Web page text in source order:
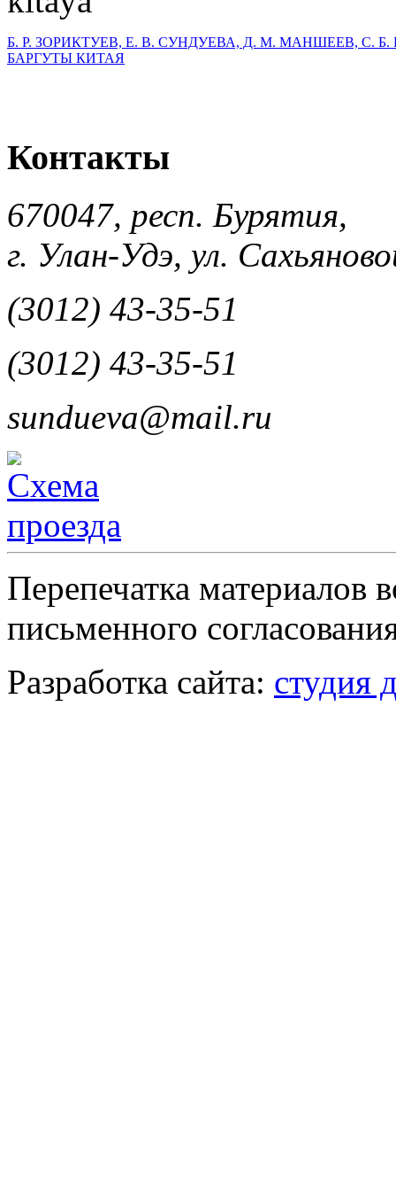
Б. Р. ЗОРИКТУЕВ, Е. В. СУНДУЕВА, Д. М. МАНШЕЕВ, С.
БАРГУТЫ КИТАЯ
Контакты
670047, респ. Бурятия,
г. Улан-Удэ, ул.
(3012) 43-35-51
(3012) 43-35-51
sundueva@mail.ru
Перепечатка материалов
письменного
Разработка сайта: студия